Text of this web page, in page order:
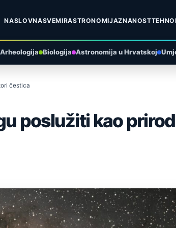
NASLOVNASVEMIRASTRONOMIJAZNANOST
Arheologija Biologija Astronomija u Hrvatskoj
čestica
poslužiti kao